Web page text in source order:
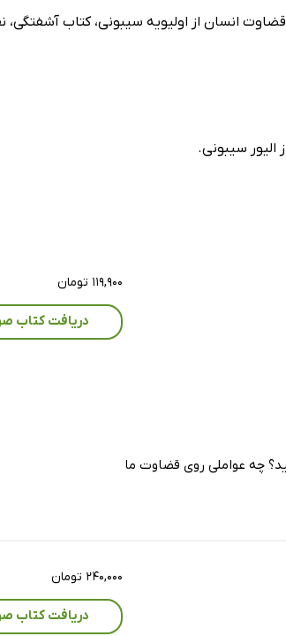
انسان از اولیویه سیبونی، کتاب آشفتگی،
سیبونی.
چه عواملی روی قضاوت ما
۱۱۹,۹۰۰ تومان
دریافت کتاب
۲۴۰,۰۰۰ تومان
دریافت کتاب